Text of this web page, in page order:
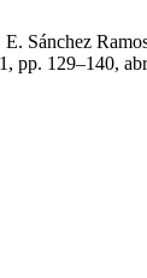
Sánchez
pp. 129–140,